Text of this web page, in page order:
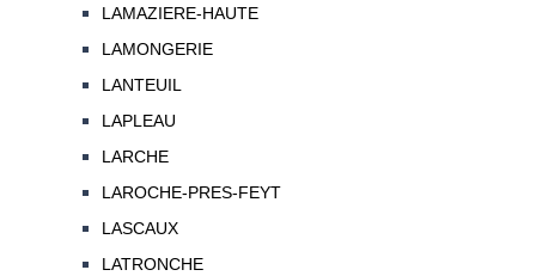
LAMAZIERE-HAUTE
LAMONGERIE
LANTEUIL
LAPLEAU
LARCHE
LAROCHE-PRES-FEYT
LASCAUX
LATRONCHE